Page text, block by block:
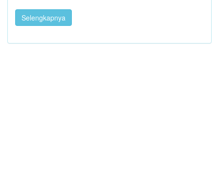
Selengkapnya